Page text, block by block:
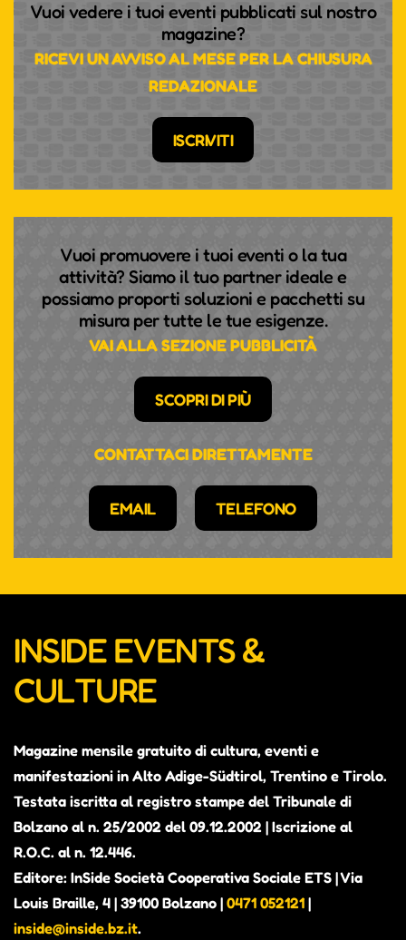
Vuoi vedere i tuoi eventi pubblicati sul nostro
magazine?
RICEVI UN AVVISO AL MESE PER LA CHIUSURA
REDAZIONALE
ISCRIVITI
Vuoi promuovere i tuoi eventi o la tua
attività? Siamo il tuo partner ideale e
possiamo proporti soluzioni e pacchetti su
misura per tutte le tue esigenze.
VAI ALLA SEZIONE PUBBLICITÀ
SCOPRI DI PIÙ
CONTATTACI DIRETTAMENTE
EMAIL TELEFONO
INSIDE EVENTS &
CULTURE
Magazine mensile gratuito di cultura, eventi e
manifestazioni in Alto Adige-Südtirol, Trentino e Tirolo.
Testata iscritta al registro stampe del Tribunale di
Bolzano al n. 25/2002 del 09.12.2002 | Iscrizione al
R.O.C. al n. 12.446.
Editore: InSide Società Cooperativa Sociale ETS | Via
Louis Braille, 4 | 39100 Bolzano | 0471 052121 |
inside@inside.bz.it.